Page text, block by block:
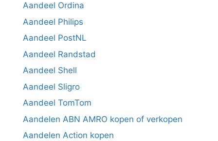
Aandeel Ordina
Aandeel Philips
Aandeel PostNL
Aandeel Randstad
Aandeel Shell
Aandeel Sligro
Aandeel TomTom
Aandelen ABN AMRO kopen of verkopen
Aandelen Action kopen